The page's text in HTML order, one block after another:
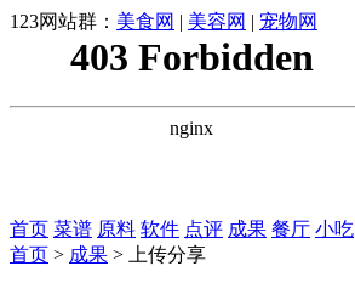
123网站群： 美食网 | 美容网 | 宠物网
首页 菜谱 原料 软件 点评 成果 餐厅 小吃
首页 > 成果 > 上传分享